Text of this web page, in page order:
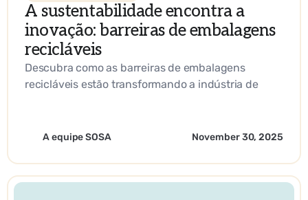
A sustentabilidade encontra a
inovação: barreiras de embalagens
recicláveis
Descubra como as barreiras de embalagens
recicláveis estão transformando a indústria de
estão impulsionando a sustentabilidade e a
A equipe SOSA November 30, 2025